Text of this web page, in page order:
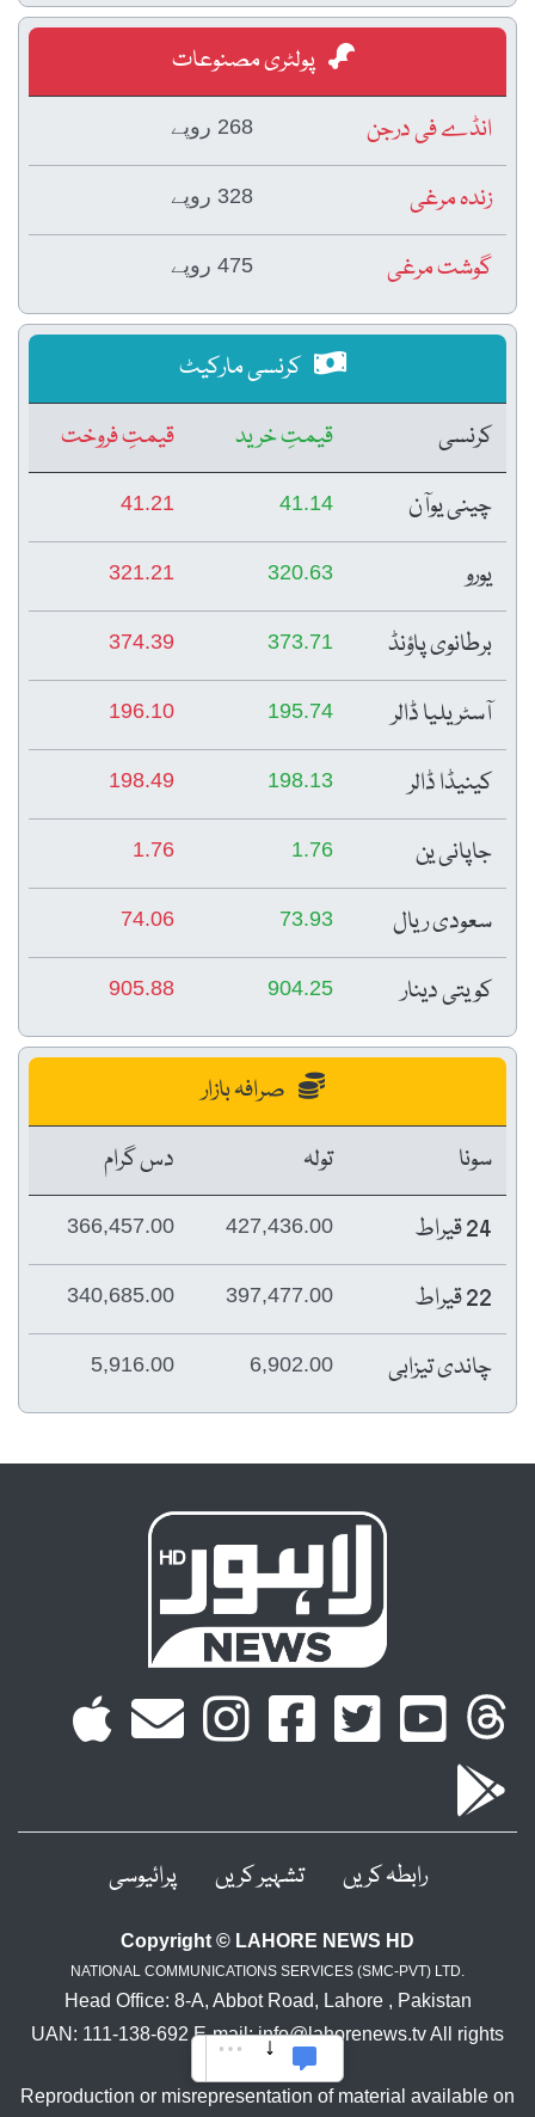
پولٹری مصنوعات
انڈے فی درجن
268 روپے
زندہ مرغی 328 روپے
گوشت مرغی 475 روپے
کرنسی مارکیٹ
کرنسی
قیمتِ خرید
قیمتِ فروخت
چینی یوآن
41.14
41.21
یورو 320.63
321.21
برطانوی پاؤنڈ 373.71
374.39
آسٹریلیا ڈالر 195.74
196.10
کینیڈا ڈالر 198.13
198.49
جاپانی ین 1.76
1.76
سعودی ریال 73.93
74.06
کویتی دینار 904.25
905.88
صرافہ بازار
سونا
تولہ
دس گرام
24 قیراط
427,436.00
366,457.00
22 قیراط 397,477.00
340,685.00
چاندی تیزابی 6,902.00
5,916.00
رابطہ کریں تشہیر کریں پرائیوسی
Copyright © LAHORE NEWS HD
NATIONAL COMMUNICATIONS SERVICES (SMC-PVT) LTD.
Head Office: 8-A, Abbot Road, Lahore , Pakistan
UAN: 111-138-692 E-mail: info@lahorenews.tv All rights
reserved.
Reproduction or misrepresentation of material available on